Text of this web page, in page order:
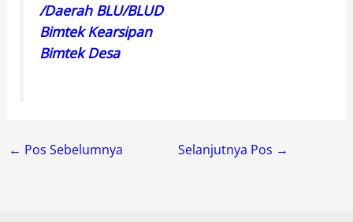
/Daerah BLU/BLUD
Bimtek Kearsipan
Bimtek Desa
← Pos Sebelumnya Selanjutnya Pos →